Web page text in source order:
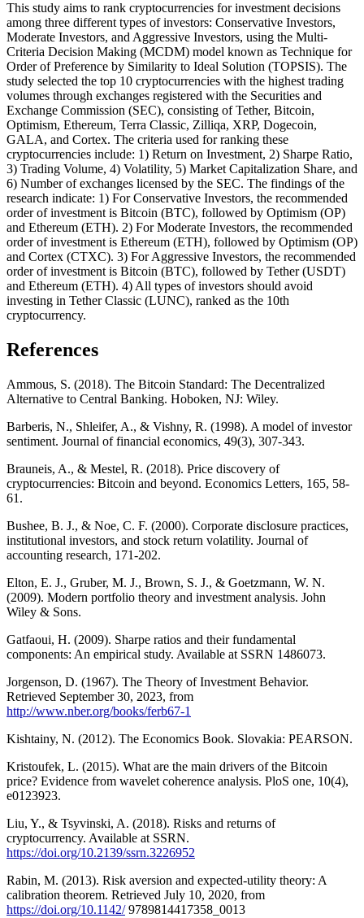
This study aims to rank cryptocurrencies for investment decisions
among three different types of investors: Conservative Investors,
Moderate Investors, and Aggressive Investors, using the Multi-
Criteria Decision Making (MCDM) model known as Technique for
Order of Preference by Similarity to Ideal Solution (TOPSIS). The
study selected the top 10 cryptocurrencies with the highest trading
volumes through exchanges registered with the Securities and
Exchange Commission (SEC), consisting of Tether, Bitcoin,
Optimism, Ethereum, Terra Classic, Zilliqa, XRP, Dogecoin,
GALA, and Cortex. The criteria used for ranking these
cryptocurrencies include: 1) Return on Investment, 2) Sharpe Ratio,
3) Trading Volume, 4) Volatility, 5) Market Capitalization Share, and
6) Number of exchanges licensed by the SEC. The findings of the
research indicate: 1) For Conservative Investors, the recommended
order of investment is Bitcoin (BTC), followed by Optimism (OP)
and Ethereum (ETH). 2) For Moderate Investors, the recommended
order of investment is Ethereum (ETH), followed by Optimism (OP)
and Cortex (CTXC). 3) For Aggressive Investors, the recommended
order of investment is Bitcoin (BTC), followed by Tether (USDT)
and Ethereum (ETH). 4) All types of investors should avoid
investing in Tether Classic (LUNC), ranked as the 10th
cryptocurrency.
References
Ammous, S. (2018). The Bitcoin Standard: The Decentralized
Alternative to Central Banking. Hoboken, NJ: Wiley.
Barberis, N., Shleifer, A., & Vishny, R. (1998). A model of investor
sentiment. Journal of financial economics, 49(3), 307-343.
Brauneis, A., & Mestel, R. (2018). Price discovery of
cryptocurrencies: Bitcoin and beyond. Economics Letters, 165, 58-
61.
Bushee, B. J., & Noe, C. F. (2000). Corporate disclosure practices,
institutional investors, and stock return volatility. Journal of
accounting research, 171-202.
Elton, E. J., Gruber, M. J., Brown, S. J., & Goetzmann, W. N.
(2009). Modern portfolio theory and investment analysis. John
Wiley & Sons.
Gatfaoui, H. (2009). Sharpe ratios and their fundamental
components: An empirical study. Available at SSRN 1486073.
Jorgenson, D. (1967). The Theory of Investment Behavior.
Retrieved September 30, 2023, from
http://www.nber.org/books/ferb67-1
Kishtainy, N. (2012). The Economics Book. Slovakia: PEARSON.
Kristoufek, L. (2015). What are the main drivers of the Bitcoin
price? Evidence from wavelet coherence analysis. PloS one, 10(4),
e0123923.
Liu, Y., & Tsyvinski, A. (2018). Risks and returns of
cryptocurrency. Available at SSRN.
https://doi.org/10.2139/ssrn.3226952
Rabin, M. (2013). Risk aversion and expected-utility theory: A
calibration theorem. Retrieved July 10, 2020, from
https://doi.org/10.1142/9789814417358_0013